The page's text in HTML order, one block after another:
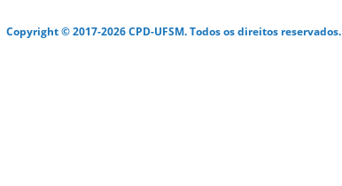
Copyright © 2017-2026 CPD-UFSM. Todos os direitos reservados.